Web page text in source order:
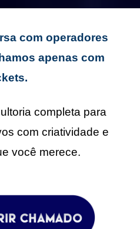
com operadores
apenas com
completa para
com criatividade e
você merece.